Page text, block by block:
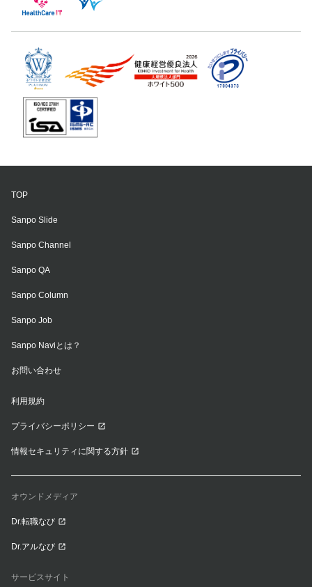
TOP
Sanpo Slide
Sanpo Channel
Sanpo QA
Sanpo Column
Sanpo Job
Sanpo Naviとは？
お問い合わせ
利用規約
プライバシーポリシー
情報セキュリティに関する方針
オウンドメディア
Dr.転職なび
Dr.アルなび
サービスサイト